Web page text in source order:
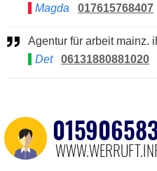
Magda
017615768407
Agentur für arbeit
Det
06131880881020